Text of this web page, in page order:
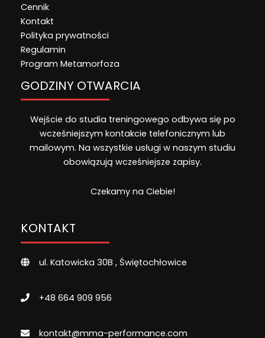
Cennik
Kontakt
Polityka prywatności
Regulamin
Program Metamorfoza
GODZINY OTWARCIA
Wejście do studia treningowego odbywa się po
wcześniejszym kontakcie telefonicznym lub
mailowym. Na wszystkie usługi w naszym studiu
obowiązują wcześniejsze zapisy.
Czekamy na Ciebie!
KONTAKT
ul. Katowicka 30B , Świętochłowice
+48 664 909 956
kontakt@mma-performance.com